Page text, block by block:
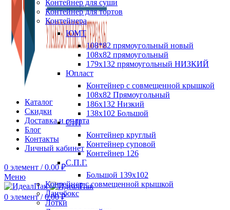
Каталог
Скидки
Доставка и оплата
Блог
Контакты
Личный кабинет
0 элемент / 0.00₽
Меню
0 элемент / 0.00₽
Контейнер для суши
Контейнер для тортов
Контейнера
ЮМТ
108*82 прямоугольный новый
108х82 прямоугольный
179х132 прямоугольный НИЗКИЙ
Юпласт
Контейнер с совмещенной крышкой
108х82 Прямоугольный
186х132 Низкий
138х102 Большой
СтП
Контейнер круглый
Контейнер суповой
Контейнер 126
С.П.Г.
Большой 139х102
Контейнер с совмещенной крышкой
Ланчбокс
Лотки